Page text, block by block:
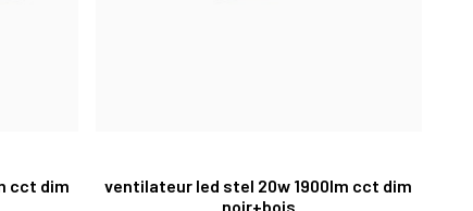
cct dim
ventilateur led stel 20w 1900lm cct dim
noir+bois